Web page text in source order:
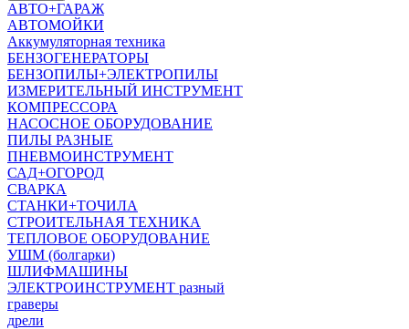
АВТО+ГАРАЖ
АВТОМОЙКИ
Аккумуляторная техника
БЕНЗОГЕНЕРАТОРЫ
БЕНЗОПИЛЫ+ЭЛЕКТРОПИЛЫ
ИЗМЕРИТЕЛЬНЫЙ ИНСТРУМЕНТ
КОМПРЕССОРА
НАСОСНОЕ ОБОРУДОВАНИЕ
ПИЛЫ РАЗНЫЕ
ПНЕВМОИНСТРУМЕНТ
САД+ОГОРОД
СВАРКА
СТАНКИ+ТОЧИЛА
СТРОИТЕЛЬНАЯ ТЕХНИКА
ТЕПЛОВОЕ ОБОРУДОВАНИЕ
УШМ (болгарки)
ШЛИФМАШИНЫ
ЭЛЕКТРОИНСТРУМЕНТ разный
граверы
дрели